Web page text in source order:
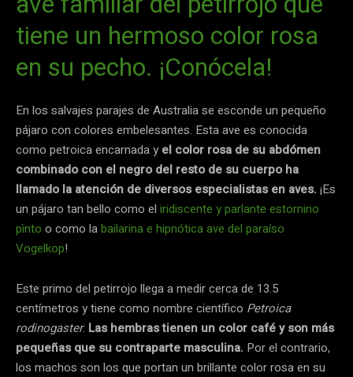
tiene un hermoso color rosa
en su pecho. ¡Conócela!
En los salvajes parajes de Australia se esconde un pequeño
pájaro con colores embelesantes. Esta ave es conocida
como petroica encarnada y el color rosa de su abdómen
combinado con el negro del resto de su cuerpo ha
llamado la atención de diversos especialistas en aves. ¡Es
un pájaro tan bello como el iridiscente y parlante estornino
pìnto o como labailarina e hipnótica ave del paraíso
Vogelkop!
Este primo del petirrojo llega a medir cerca de 13.5
centímetros y tiene como nombre científico Petroica
rodinogaster. Las hembras tienen un color café y son más
pequeñas que su contraparte masculina. Por el contrario,
los machos son los que portan un brillante color rosa en su